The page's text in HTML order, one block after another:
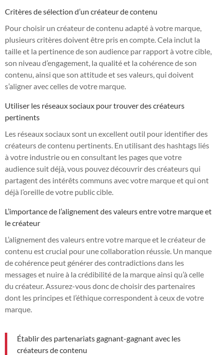
Critères de sélection d’un créateur de contenu
Pour choisir un créateur de contenu adapté à votre marque,
plusieurs critères doivent être pris en compte. Cela inclut la
taille et la pertinence de son audience par rapport à votre cible,
son niveau d’engagement, la qualité et la cohérence de son
contenu, ainsi que son attitude et ses valeurs, qui doivent
s’aligner avec celles de votre marque.
Utiliser les réseaux sociaux pour trouver des créateurs
pertinents
Les réseaux sociaux sont un excellent outil pour identifier des
créateurs de contenu pertinents. En utilisant des hashtags liés
à votre industrie ou en consultant les pages que votre
audience suit déjà, vous pouvez découvrir des créateurs qui
partagent des intérêts communs avec votre marque et qui ont
déjà l’oreille de votre public cible.
L’importance de l’alignement des valeurs entre votre marque et
le créateur
L’alignement des valeurs entre votre marque et le créateur de
contenu est crucial pour une collaboration réussie. Un manque
de cohérence peut générer des contradictions dans les
messages et nuire à la crédibilité de la marque ainsi qu’à celle
du créateur. Assurez-vous donc de choisir des partenaires
dont les principes et l’éthique correspondent à ceux de votre
marque.
Établir des partenariats gagnant-gagnant avec les
créateurs de contenu